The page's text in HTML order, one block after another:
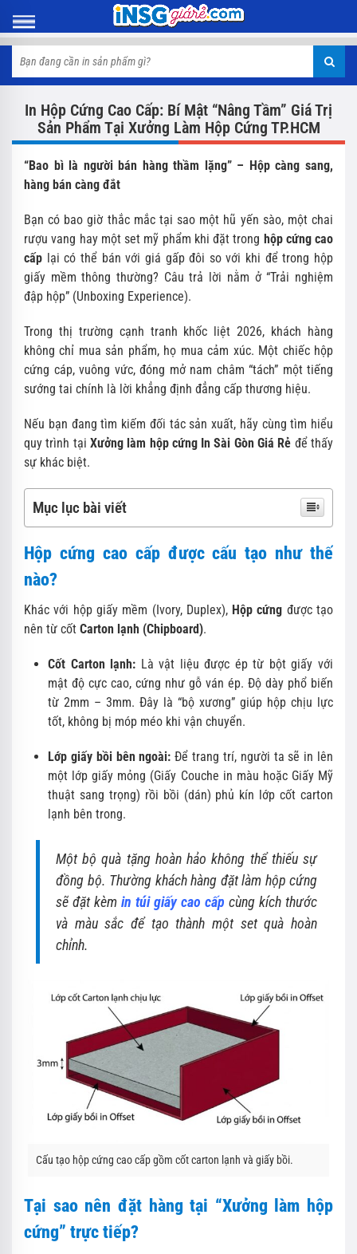
In Hộp Cứng Cao Cấp: Bí Mật “Nâng Tầm” Giá Trị
Sản Phẩm Tại Xưởng Làm Hộp Cứng TP.HCM
“Bao bì là người bán hàng thầm lặng” – Hộp càng sang,
hàng bán càng đắt
Bạn có bao giờ thắc mắc tại sao một hũ yến sào, một chai
rượu vang hay một set mỹ phẩm khi đặt trong hộp cứng cao
cấp lại có thể bán với giá gấp đôi so với khi để trong hộp
giấy mềm thông thường? Câu trả lời nằm ở “Trải nghiệm
đập hộp” (Unboxing Experience).
Trong thị trường cạnh tranh khốc liệt 2026, khách hàng
không chỉ mua sản phẩm, họ mua cảm xúc. Một chiếc hộp
cứng cáp, vuông vức, đóng mở nam châm “tách” một tiếng
sướng tai chính là lời khẳng định đẳng cấp thương hiệu.
Nếu bạn đang tìm kiếm đối tác sản xuất, hãy cùng tìm hiểu
quy trình tại Xưởng làm hộp cứng In Sài Gòn Giá Rẻ để thấy
sự khác biệt.
Mục lục bài viết
Hộp cứng cao cấp được cấu tạo như thế
nào?
Khác với hộp giấy mềm (Ivory, Duplex), Hộp cứng được tạo
nên từ cốt Carton lạnh (Chipboard).
Cốt Carton lạnh: Là vật liệu được ép từ bột giấy với
mật độ cực cao, cứng như gỗ ván ép. Độ dày phổ biến
từ 2mm – 3mm. Đây là “bộ xương” giúp hộp chịu lực
tốt, không bị móp méo khi vận chuyển.
Lớp giấy bồi bên ngoài: Để trang trí, người ta sẽ in lên
một lớp giấy mỏng (Giấy Couche in màu hoặc Giấy Mỹ
thuật sang trọng) rồi bồi (dán) phủ kín lớp cốt carton
lạnh bên trong.
Một bộ quà tặng hoàn hảo không thể thiếu sự
đồng bộ. Thường khách hàng đặt làm hộp cứng
sẽ đặt kèm in túi giấy cao cấp cùng kích thước
và màu sắc để tạo thành một set quà hoàn
chỉnh.
Cấu tạo hộp cứng cao cấp gồm cốt carton lạnh và giấy bồi.
Tại sao nên đặt hàng tại “Xưởng làm hộp
cứng” trực tiếp?